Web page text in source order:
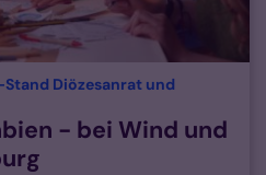
Diözesanrat und
- bei Wind und